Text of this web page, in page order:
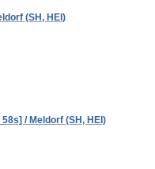
(SH, HEI)
/ Meldorf (SH, HEI)